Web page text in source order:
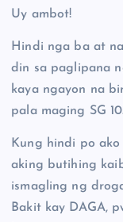
Uy ambot!
Hindi nga ba at
din sa paglipana
kaya ngayon na
pala maging SG 10.
Kung hindi po
aking butihing
ismagling ng
Bakit kay DAGA,